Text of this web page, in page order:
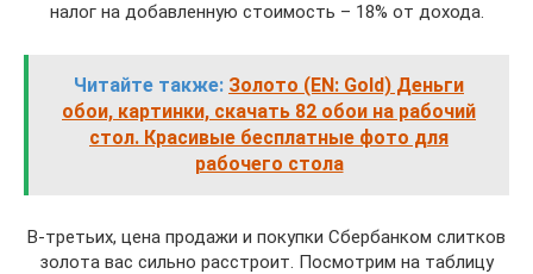
налог на добавленную стоимость – 18% от дохода.
Читайте также: Золото (EN: Gold) Деньги
обои, картинки, скачать 82 обои на рабочий
стол. Красивые бесплатные фото для
рабочего стола
В-третьих, цена продажи и покупки Сбербанком слитков
золота вас сильно расстроит. Посмотрим на таблицу